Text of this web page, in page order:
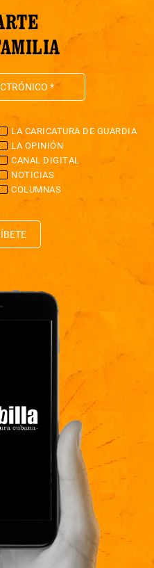
LA CARICATURA DE GUARDIA
LA OPINIÓN
CANAL DIGITAL
NOTICIAS
COLUMNAS